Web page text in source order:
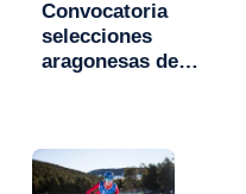
Convocatoria
selecciones
aragonesas de
Autonomías 2023